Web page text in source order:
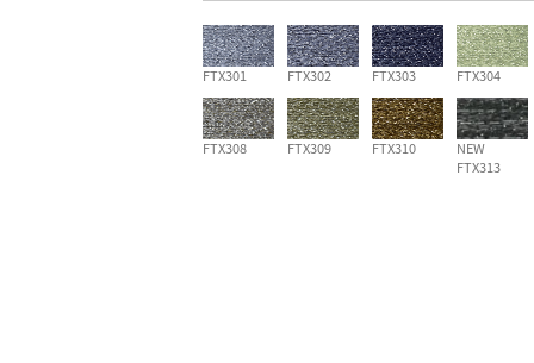
FTX301 FTX302 FTX303 FTX304
FTX308 FTX309 FTX310
NEW
FTX313